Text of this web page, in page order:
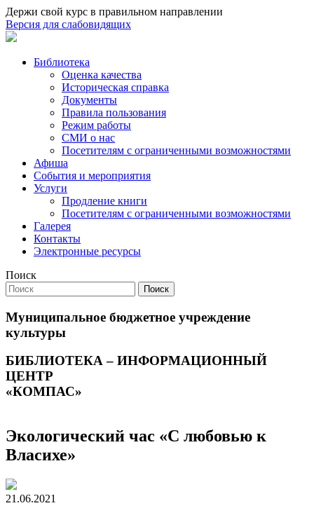
Держи свой курс в правильном направлении
Версия для слабовидящих
Библиотека
Оценка качества
Историческая справка
Документы
Правила пользования
Режим работы
СМИ о нас
Посетителям с ограниченными возможностями
Афиша
События и мероприятия
Услуги
Продление книги
Посетителям с ограниченными возможностями
Галерея
Контакты
Электронные ресурсы
Поиск
Поиск
Муниципальное бюджетное учреждение
культуры
БИБЛИОТЕКА – ИНФОРМАЦИОННЫЙ
ЦЕНТР
«КОМПАС»
Экологический час «С любовью к
Власихе»
21.06.2021